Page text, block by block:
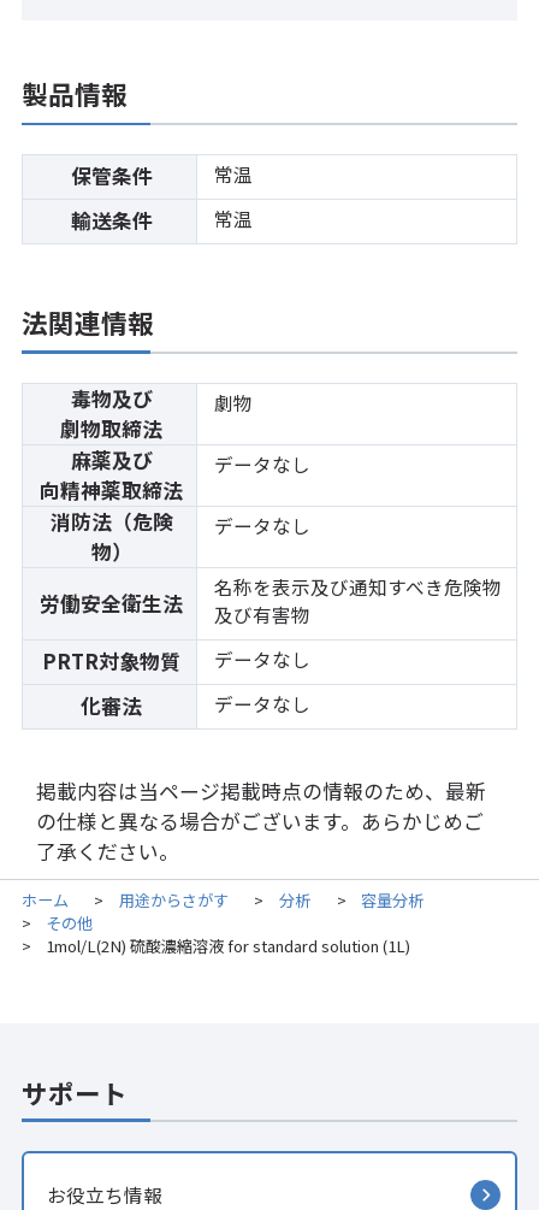
製品情報
保管条件 常温
輸送条件 常温
法関連情報
毒物及び
劇物取締法
劇物
麻薬及び
向精神薬取締法
データなし
消防法（危険
物）
データなし
労働安全衛生法
名称を表示及び通知すべき危険物
及び有害物
PRTR対象物質 データなし
化審法 データなし
掲載内容は当ページ掲載時点の情報のため、最新
の仕様と異なる場合がございます。あらかじめご
了承ください。
ホーム > 用途からさがす > 分析 > 容量分析
> その他
> 1mol/L(2N) 硫酸濃縮溶液 for standard solution (1L)
サポート
お役立ち情報